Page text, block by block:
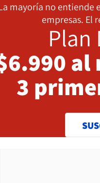
mayoría no entiende
empresas. El
Plan
al
3